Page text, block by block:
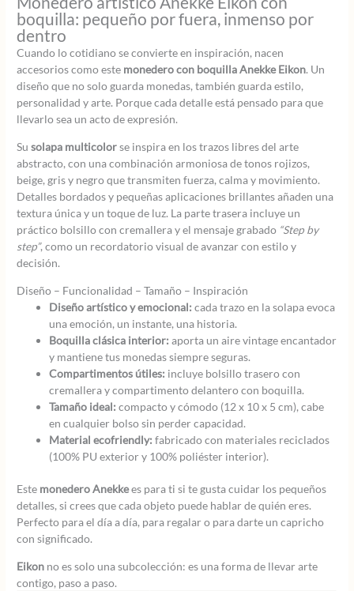
boquilla: pequeño por fuera, inmenso por
dentro
Cuando lo cotidiano se convierte en inspiración, nacen
accesorios como este monedero con boquilla Anekke Eikon. Un
diseño que no solo guarda monedas, también guarda estilo,
personalidad y arte. Porque cada detalle está pensado para que
llevarlo sea un acto de expresión.
Susolapa multicolorse inspira en los trazos libres del arte
abstracto, con una combinación armoniosa de tonos rojizos,
beige, gris y negro que transmiten fuerza, calma y movimiento.
Detalles bordados y pequeñas aplicaciones brillantes añaden una
textura única y un toque de luz. La parte trasera incluye un
práctico bolsillo con cremallera y el mensaje grabado “Step by
step”, como un recordatorio visual de avanzar con estilo y
decisión.
Diseño – Funcionalidad – Tamaño – Inspiración
Diseño artístico y emocional: cada trazo en la solapa evoca
una emoción, un instante, una historia.
Boquilla clásica interior: aporta un aire vintage encantador
y mantiene tus monedas siempre seguras.
Compartimentos útiles: incluye bolsillo trasero con
cremallera y compartimento delantero con boquilla.
Tamaño ideal: compacto y cómodo (12 x 10 x 5 cm), cabe
en cualquier bolso sin perder capacidad.
Material ecofriendly: fabricado con materiales reciclados
(100% PU exterior y 100% poliéster interior).
Este monedero Anekkees para ti si te gusta cuidar los pequeños
detalles, si crees que cada objeto puede hablar de quién eres.
Perfecto para el día a día, para regalar o para darte un capricho
con significado.
Eikon no es solo una subcolección: es una forma de llevar arte
contigo, paso a paso.